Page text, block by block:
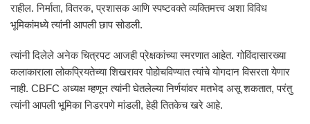
राहील. निर्माता, वितरक, प्रशासक आणि स्पष्टवक्ते व्यक्तिमत्त्व अशा विविध
भूमिकांमध्ये त्यांनी आपली छाप सोडली.
त्यांनी दिलेले अनेक चित्रपट आजही प्रेक्षकांच्या स्मरणात आहेत. गोविंदासारख्या
कलाकाराला लोकप्रियतेच्या शिखरावर पोहोचविण्यात त्यांचे योगदान विसरता येणार
नाही. CBFC अध्यक्ष म्हणून त्यांनी घेतलेल्या निर्णयांवर मतभेद असू शकतात, परंतु
त्यांनी आपली भूमिका निडरपणे मांडली, हेही तितकेच खरे आहे.